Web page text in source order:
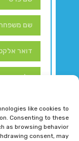
like cookies to
Consenting to these
as browsing behavior
consent, may